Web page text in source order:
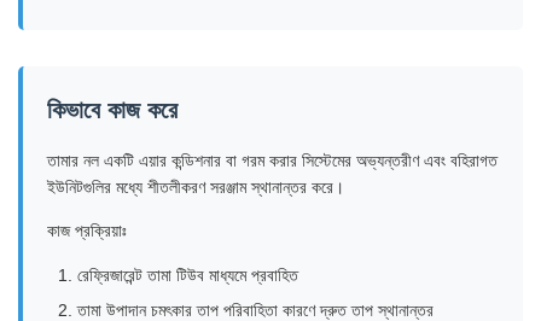
কিভাবে কাজ করে
তামার নল একটি এয়ার কন্ডিশনার বা গরম করার সিস্টেমের অভ্যন্তরীণ এবং বহিরাগত
ইউনিটগুলির মধ্যে শীতলীকরণ সরঞ্জাম স্থানান্তর করে।
কাজ প্রক্রিয়াঃ
রেফ্রিজারেন্ট তামা টিউব মাধ্যমে প্রবাহিত
তামা উপাদান চমৎকার তাপ পরিবাহিতা কারণে দ্রুত তাপ স্থানান্তর